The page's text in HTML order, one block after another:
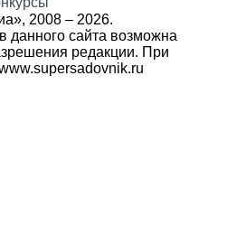
2008 – 2026.
данного сайта возможна
редакции. При